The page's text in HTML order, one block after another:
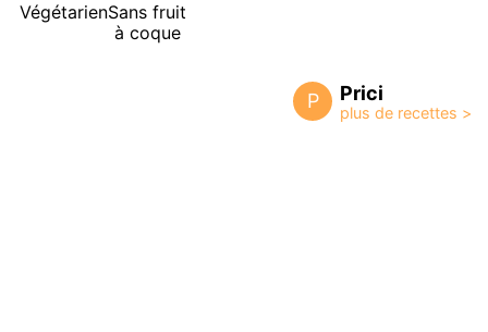
VégétarienSans fruit
à coque
P Prici